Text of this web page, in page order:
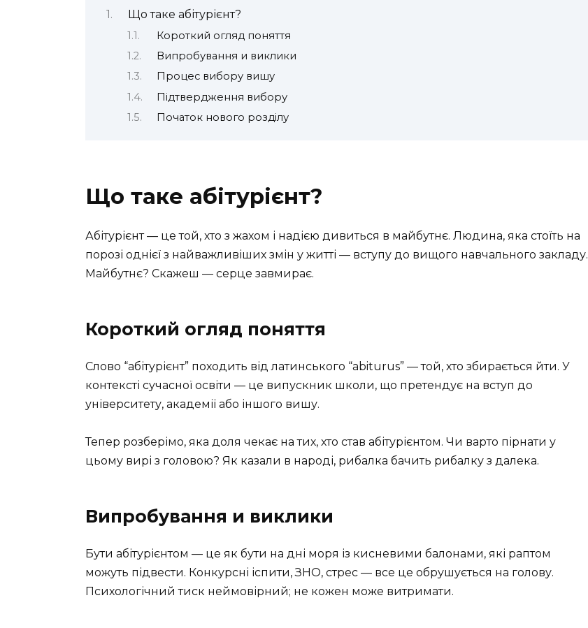
Що таке абітурієнт?
Короткий огляд поняття
Випробування и виклики
Процес вибору вишу
Підтвердження вибору
Початок нового розділу
Що таке абітурієнт?
Абітурієнт — це той, хто з жахом і надією дивиться в майбутнє. Людина, яка стоїть на
порозі однієї з найважливіших змін у житті — вступу до вищого навчального закладу.
Майбутнє? Скажеш — серце завмирає.
Короткий огляд поняття
Слово “абітурієнт” походить від латинського “abiturus” — той, хто збирається йти. У
контексті сучасної освіти — це випускник школи, що претендує на вступ до
університету, академії або іншого вишу.
Тепер розберімо, яка доля чекає на тих, хто став абітурієнтом. Чи варто пірнати у
цьому вирі з головою? Як казали в народі, рибалка бачить рибалку з далека.
Випробування и виклики
Бути абітурієнтом — це як бути на дні моря із кисневими балонами, які раптом
можуть підвести. Конкурсні іспити, ЗНО, стрес — все це обрушується на голову.
Психологічний тиск неймовірний; не кожен може витримати.